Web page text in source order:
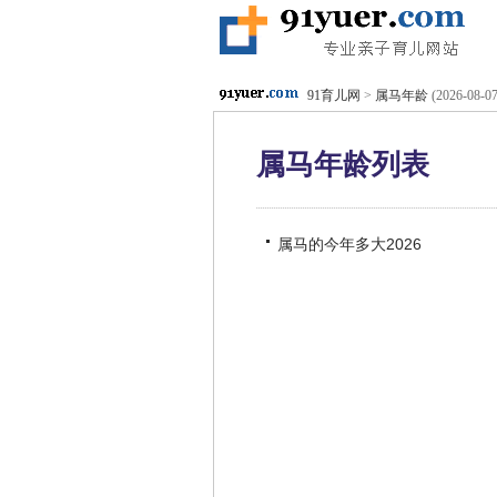
91育儿网 > 属马年龄 (2026-08-
属马年龄列表
属马的今年多大2026